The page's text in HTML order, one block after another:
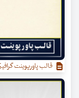
قالب پاورپوینت